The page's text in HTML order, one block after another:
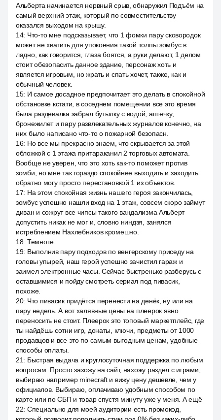
Альберта начинается нервный срыв, обнаружил Подъём на
самый верхний этаж, который по совместительству
оказался выходом на крышу.
14: Что-то мне подсказывает, что 1 фомки пару сковородок
может не хватить для упокоения такой толпы зомбус в
ладно, как говорится, глаза боятся, а руки делают, 1 делом
стоит обезопасить данное здание, персонаж хоть и
является игровым, но жрать и спать хочет, также, как и
обычный человек.
15: И самое досадное предпочитает это делать в спокойной
обстановке кстати, в соседнем помещении все это время
была раздевалка забрал бутылку с водой, аптечку,
бронежилет и пару развлекательных журналов конечно, на
них было написано что-то о пожарной безопасн.
16: Но все мы прекрасно знаем, что скрывается за этой
обложкой с 1 этажа притараканил 2 торговых автомата.
Вообще не уверен, что это хоть как-то поможет против
зомби, но мне так гораздо спокойнее выходить и заходить
обратно могу просто перестановкой 1 из объектов.
17: На этом спокойная жизнь нашего героя закончилась,
зомбус успешно нашли вход на 1 этаж, совсем скоро займут
диван и сожрут все чипсы такого вандализма Альберт
допустить никак не мог и, словно ниндзя, занялся
истреблением Нахлебников кромешно.
18: Темноте.
19: Выполнив пару подходов по венгерскому приседу на
головы упырей, наш герой успешно зачистил гараж и
заимел электронные часы. Сейчас быстренько разберусь с
оставшимися и пойду смотреть сериал под пивасик,
похоже.
20: Что пивасик придётся перенести на денёк, ну или на
пару недель. А вот халявные цены на плеерок явно
переносить не стоит. Плеерок это топовый маркетплейс, где
ты найдёшь сотни игр, донаты, ключи, предметы от 1000
продавцов и все это по самым выгодным ценам, удобные
способы оплаты.
21: Быстрая выдача и круглосуточная поддержка по любым
вопросам. Просто захожу на сайт, нахожу раздел с играми,
выбираю например minecraft и вижу цену дешевле, чем у
официалов. Выбираю, оплачиваю удобным способом по
карте или по СБП и товар спустя минуту уже у меня. А ещё
22: Специально для моей аудитории есть промокод,